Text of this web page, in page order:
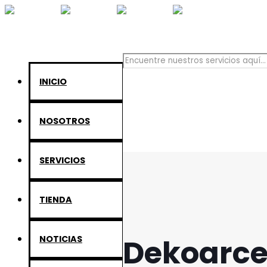
INICIO
NOSOTROS
SERVICIOS
TIENDA
NOTICIAS